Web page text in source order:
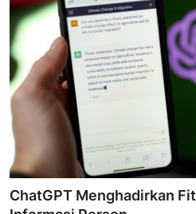
News
Contact
Redaksi
Politik
Olahraga
Nasional
ChatGPT Menghadirkan